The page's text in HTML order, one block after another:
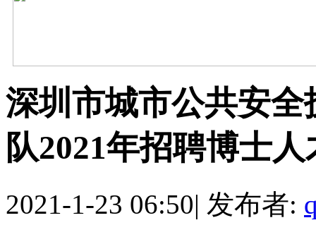
深圳市城市公共安
队2021年招聘博士人
2021-1-23 06:50| 发布者: